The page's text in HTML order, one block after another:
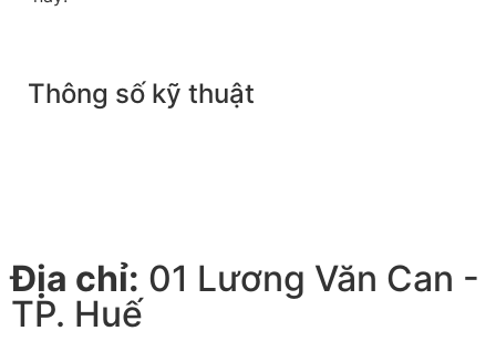
Thông số kỹ thuật
Địa chỉ: 01 Lương Văn Can -
TP. Huế